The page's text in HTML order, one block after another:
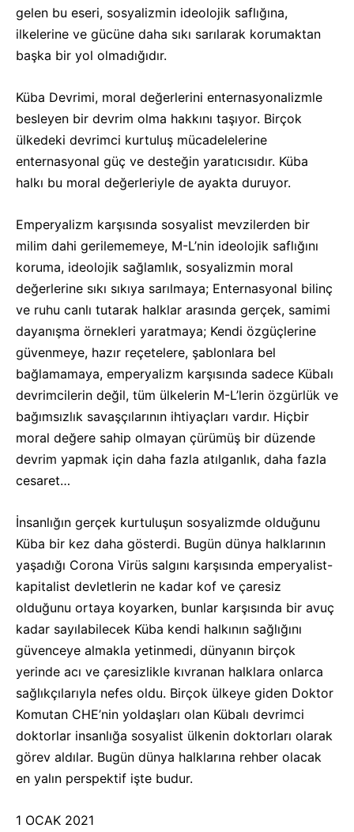
gelen bu eseri, sosyalizmin ideolojik saflığına,
ilkelerine ve gücüne daha sıkı sarılarak korumaktan
başka bir yol olmadığıdır.
Küba Devrimi, moral değerlerini enternasyonalizmle
besleyen bir devrim olma hakkını taşıyor. Birçok
ülkedeki devrimci kurtuluş mücadelelerine
enternasyonal güç ve desteğin yaratıcısıdır. Küba
halkı bu moral değerleriyle de ayakta duruyor.
Emperyalizm karşısında sosyalist mevzilerden bir
milim dahi gerilememeye, M-L’nin ideolojik saflığını
koruma, ideolojik sağlamlık, sosyalizmin moral
değerlerine sıkı sıkıya sarılmaya; Enternasyonal bilinç
ve ruhu canlı tutarak halklar arasında gerçek, samimi
dayanışma örnekleri yaratmaya; Kendi özgüçlerine
güvenmeye, hazır reçetelere, şablonlara bel
bağlamamaya, emperyalizm karşısında sadece Kübalı
devrimcilerin değil, tüm ülkelerin M-L’lerin özgürlük ve
bağımsızlık savaşçılarının ihtiyaçları vardır. Hiçbir
moral değere sahip olmayan çürümüş bir düzende
devrim yapmak için daha fazla atılganlık, daha fazla
cesaret…
İnsanlığın gerçek kurtuluşun sosyalizmde olduğunu
Küba bir kez daha gösterdi. Bugün dünya halklarının
yaşadığı Corona Virüs salgını karşısında emperyalist-
kapitalist devletlerin ne kadar kof ve çaresiz
olduğunu ortaya koyarken, bunlar karşısında bir avuç
kadar sayılabilecek Küba kendi halkının sağlığını
güvenceye almakla yetinmedi, dünyanın birçok
yerinde acı ve çaresizlikle kıvranan halklara onlarca
sağlıkçılarıyla nefes oldu. Birçok ülkeye giden Doktor
Komutan CHE’nin yoldaşları olan Kübalı devrimci
doktorlar insanlığa sosyalist ülkenin doktorları olarak
görev aldılar. Bugün dünya halklarına rehber olacak
en yalın perspektif işte budur.
1 OCAK 2021